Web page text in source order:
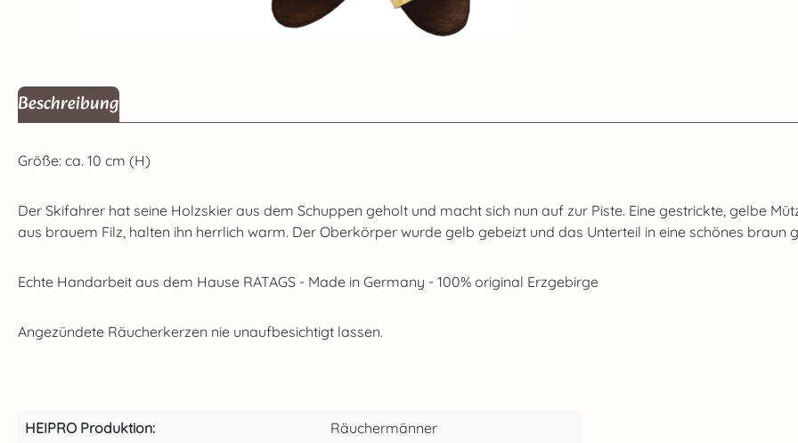
Beschreibung
Größe: ca. 10 cm (H)
Der Skifahrer hat seine Holzskier aus dem Schuppen geholt und macht sich nun auf zur Piste. Eine gestrickte, gelbe
aus brauem Filz, halten ihn herrlich warm. Der Oberkörper wurde gelb gebeizt und das Unterteil in eine schönes braun
Echte Handarbeit aus dem Hause RATAGS - Made in Germany - 100% original Erzgebirge
Angezündete Räucherkerzen nie unaufbesichtigt lassen.
HEIPRO Produktion: Räuchermänner